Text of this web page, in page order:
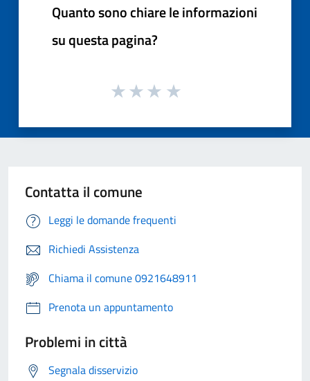
Quanto sono chiare le informazioni
su questa pagina?
Contatta il comune
Leggi le domande frequenti
Richiedi Assistenza
Chiama il comune 0921648911
Prenota un appuntamento
Problemi in città
Segnala disservizio